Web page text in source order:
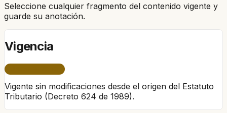
Seleccione cualquier fragmento del contenido vigente y
guarde su anotación.
Vigencia
Vigente sin modificaciones desde el origen del Estatuto
Tributario (Decreto 624 de 1989).